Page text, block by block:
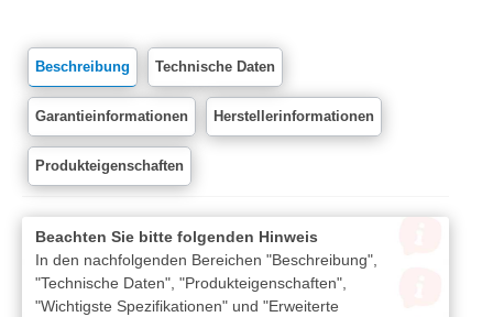
Beschreibung Technische Daten
Garantieinformationen Herstellerinformationen
Produkteigenschaften
Beachten Sie bitte folgenden Hinweis
In den nachfolgenden Bereichen "Beschreibung",
"Technische Daten", "Produkteigenschaften",
"Wichtigste Spezifikationen" und "Erweiterte